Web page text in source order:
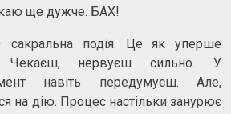
ще дужче. БАХ!
сакральна подія. Це як уперше
Чекаєш, нервуєш сильно. У
навіть передумуєш. Але,
на дію. Процес настільки занурює